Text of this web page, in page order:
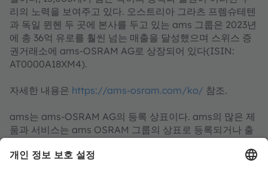
리의 노력을 보여주고 있다. 오스트리아 그라츠 프렘슈테텐
과 독일 뮌헨 두 곳에 본사를 두고 있는 ams 그룹은 2023년
에 총 36억 유로를 훨씬 넘는 매출을 달성했으며 스위스 증
권거래소에 ams-OSRAM AG로 상장되어 있다(ISIN:
AT0000A18XM4).
자세한 내용은 https://ams-osram.com/ko/ 참조.
ams는 ams-OSRAM AG의 등록 상표이다. ams의 많은 제
품과 서비스는 ams OSRAM 그룹의 상표로 등록되거나 출
자의 상표이거나 등록 상표일 수 있다.